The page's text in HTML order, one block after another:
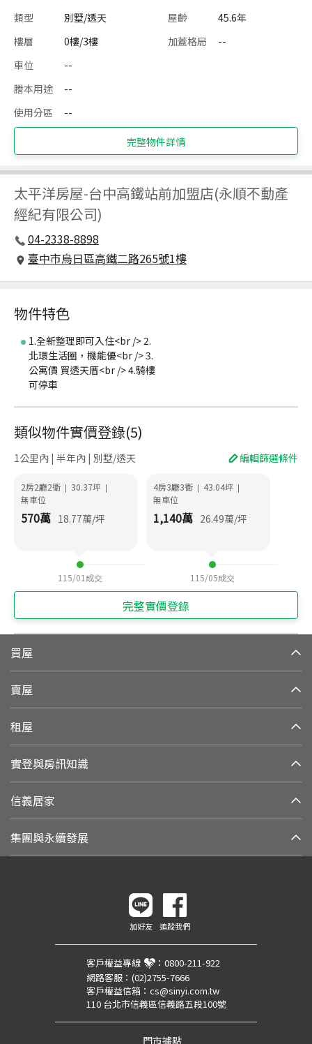
類型 別墅/透天 屋齡
45.6年
樓層
0樓/3樓 加蓋格局
--
車位
--
謄本用途
--
使用分區
--
完整物件詳情
太平洋房屋-台中高鐵站前加盟店(永順不動產
經紀有限公司)
04-2338-8898
臺中市烏日區高鐵二路265號1樓
物件特色
1.全新整理即可入住<br /> 2.
北環生活圈，機能優<br /> 3.
公寓價 買透天厝<br /> 4.騎樓
可停車
類似物件實價登錄(5)
1公里內 | 半年內 | 別墅/透天 編輯篩選條件
2房2廳2衛 | 30.37坪 |
無車位
570萬 18.77萬/坪
115/01 成交
4房3廳3衛 | 43.04坪 |
無車位
1,140萬 26.49萬/坪
115/05成交
完整實價登錄
買屋
賣屋
租屋
實登與房訊知識
信義居家
集團與永續發展
加好友 追蹤我們
客戶權益專線 ： 0800-211-922
網路客服： (02)2755-7666
客戶權益信箱： cs@sinyi.com.tw
110 台北市信義區信義路五段100號
門市據點